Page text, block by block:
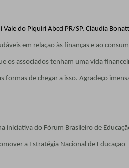
do Piquiri Abcd PR/SP, Cláudia
em relação às finanças e ao
os associados tenham uma vida
formas de chegar a isso. Agradeço
iniciativa do Fórum Brasileiro de
a Estratégia Nacional de Educação